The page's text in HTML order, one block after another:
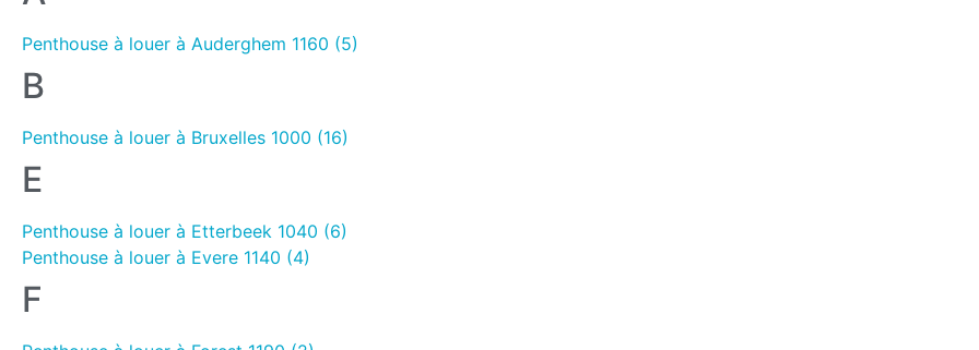
Penthouse à louer à Auderghem 1160 (5)
B
Penthouse à louer à Bruxelles 1000 (16)
E
Penthouse à louer à Etterbeek 1040 (6)
Penthouse à louer à Evere 1140 (4)
F